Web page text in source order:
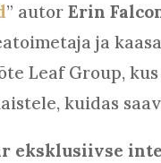
” autor Erin
ja
Leaf Group,
kuidas
eksklusiivse